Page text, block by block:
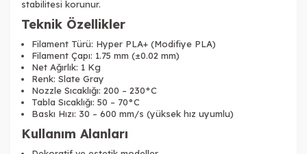
stabilitesi korunur.
Teknik Özellikler
Filament Türü: Hyper PLA+ (Modifiye PLA)
Filament Çapı: 1.75 mm (±0.02 mm)
Net Ağırlık: 1 Kg
Renk: Slate Gray
Nozzle Sıcaklığı: 200 – 230°C
Tabla Sıcaklığı: 50 – 70°C
Baskı Hızı: 30 – 600 mm/s (yüksek hız uyumlu)
Kullanım Alanları